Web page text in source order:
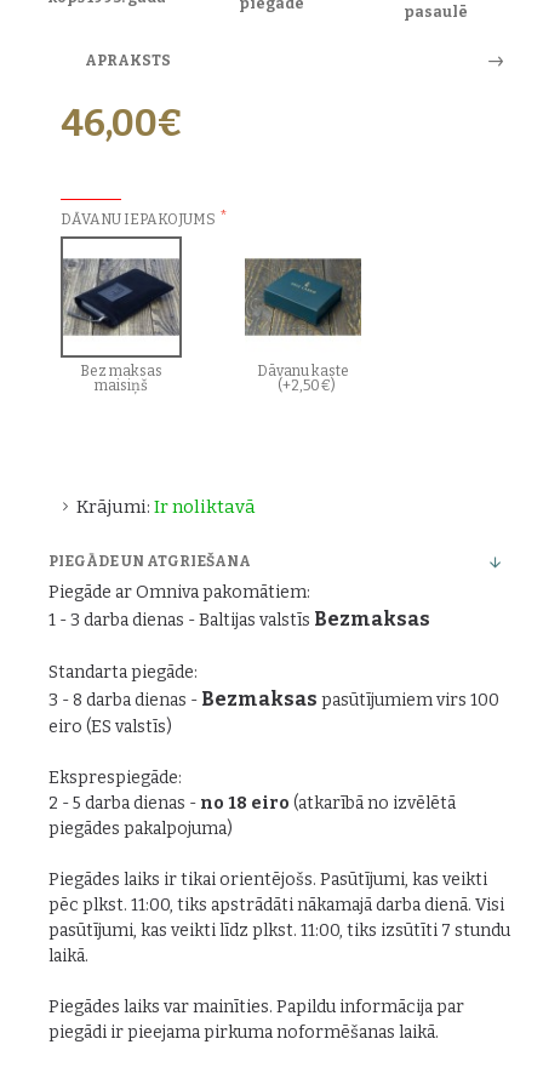
piegāde
pasaulē
APRAKSTS
Krājumi: Ir noliktavā
46,00€
DĀVANU IEPAKOJUMS
Bez maksas
maisiņš
Dāvanu kaste
(+2,50€)
PIEGĀDE UN ATGRIEŠANA
Piegāde ar Omniva pakomātiem:
1 - 3 darba dienas - Baltijas valstīs Bezmaksas
Standarta piegāde:
3 - 8 darba dienas - Bezmaksas pasūtījumiem virs 100
eiro (ES valstīs)
Eksprespiegāde:
2 - 5 darba dienas - no 18 eiro (atkarībā no izvēlētā
piegādes pakalpojuma)
Piegādes laiks ir tikai orientējošs. Pasūtījumi, kas veikti
pēc plkst. 11:00, tiks apstrādāti nākamajā darba dienā. Visi
pasūtījumi, kas veikti līdz plkst. 11:00, tiks izsūtīti 7 stundu
laikā.
Piegādes laiks var mainīties. Papildu informācija par
piegādi ir pieejama pirkuma noformēšanas laikā.